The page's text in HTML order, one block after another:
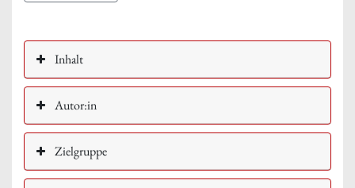
Inhalt
Autor:in
Zielgruppe